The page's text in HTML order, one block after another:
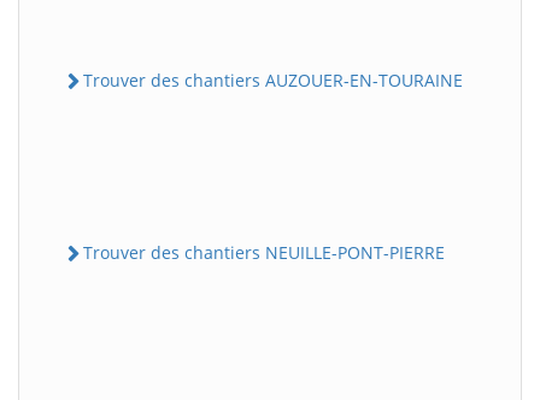
Trouver des chantiers AUZOUER-EN-TOURAINE
Trouver des chantiers NEUILLE-PONT-PIERRE